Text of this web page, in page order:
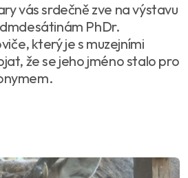
vás srdečně zve na výstavu
PhDr.
který je s muzejními
že se jeho jméno stalo pro